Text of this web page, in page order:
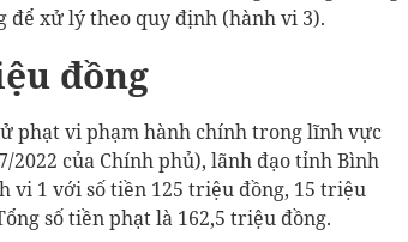
để xử lý theo quy định (hành vi 3).
đồng
phạt vi phạm hành chính trong lĩnh vực
2022 của Chính phủ), lãnh đạo tỉnh Bình
vi 1 với số tiền 125 triệu đồng, 15 triệu
số tiền phạt là 162,5 triệu đồng.